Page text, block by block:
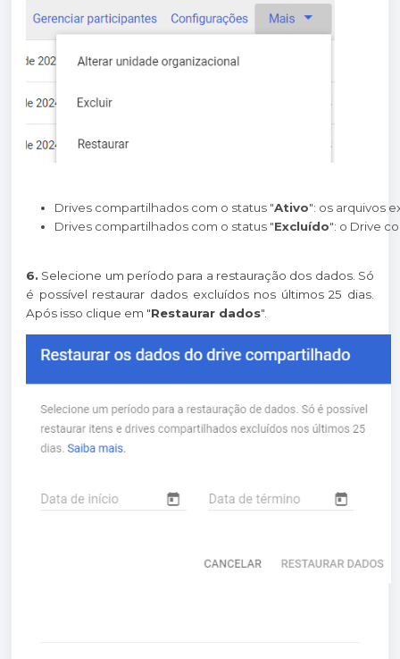
Drives compartilhados com o status "Ativo": os arquivos
Drives compartilhados com o status "Excluído": o Drive
6. Selecione um período para a restauração dos dados. Só
é possível restaurar dados excluídos nos últimos 25 dias.
Após isso clique em "Restaurar dados".